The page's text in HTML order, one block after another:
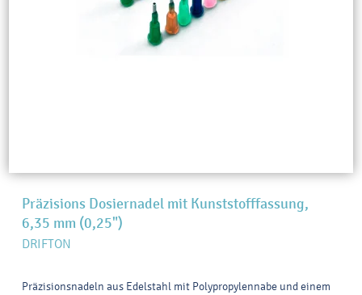
Präzisions Dosiernadel mit Kunststofffassung,
6,35 mm (0,25")
DRIFTON
Präzisionsnadeln aus Edelstahl mit Polypropylennabe und einem